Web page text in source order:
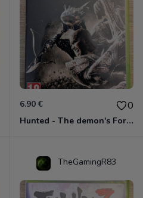
6.90 € 0
Hunted - The demon's Forge Xbox 360 (Complet CIB)
TheGamingR83